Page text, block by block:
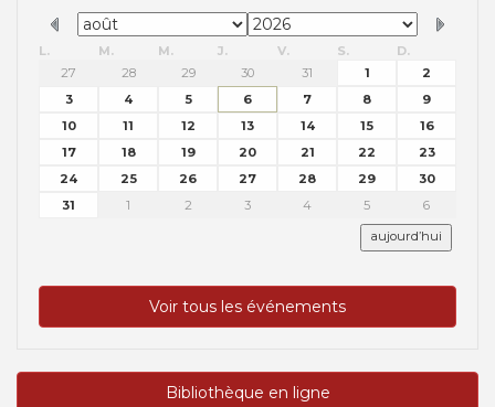
L. M. M. J. V. S.
D.
27
28 29 30 31 1
2
3
4 5 6 7 8
9
10
11 12 13 14 15
16
17
18 19 20 21 22
23
24
25 26 27 28 29
30
31
1 2 3 4 5 6
aujourd’hui
Voir tous les événements
Bibliothèque en ligne